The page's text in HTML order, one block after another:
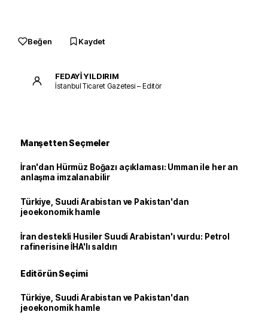
Beğen Kaydet
FEDAYİ YILDIRIM
İstanbul Ticaret Gazetesi – Editör
Manşetten Seçmeler
İran'dan Hürmüz Boğazı açıklaması: Umman ile her an
anlaşma imzalanabilir
Türkiye, Suudi Arabistan ve Pakistan'dan
jeoekonomik hamle
İran destekli Husiler Suudi Arabistan'ı vurdu: Petrol
rafinerisine İHA'lı saldırı
Editörün Seçimi
Türkiye, Suudi Arabistan ve Pakistan'dan
jeoekonomik hamle